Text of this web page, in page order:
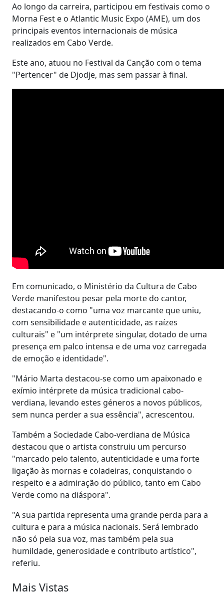
Ao longo da carreira, participou em festivais como o
Morna Fest e o Atlantic Music Expo (AME), um dos
principais eventos internacionais de música
realizados em Cabo Verde.
Este ano, atuou no Festival da Canção com o tema
"Pertencer" de Djodje, mas sem passar à final.
Em comunicado, o Ministério da Cultura de Cabo
Verde manifestou pesar pela morte do cantor,
destacando-o como "uma voz marcante que uniu,
com sensibilidade e autenticidade, as raízes
culturais" e "um intérprete singular, dotado de uma
presença em palco intensa e de uma voz carregada
de emoção e identidade".
"Mário Marta destacou-se como um apaixonado e
exímio intérprete da música tradicional cabo-
verdiana, levando estes géneros a novos públicos,
sem nunca perder a sua essência", acrescentou.
Também a Sociedade Cabo-verdiana de Música
destacou que o artista construiu um percurso
"marcado pelo talento, autenticidade e uma forte
ligação às mornas e coladeiras, conquistando o
respeito e a admiração do público, tanto em Cabo
Verde como na diáspora".
"A sua partida representa uma grande perda para a
cultura e para a música nacionais. Será lembrado
não só pela sua voz, mas também pela sua
humildade, generosidade e contributo artístico",
referiu.
Mais Vistas